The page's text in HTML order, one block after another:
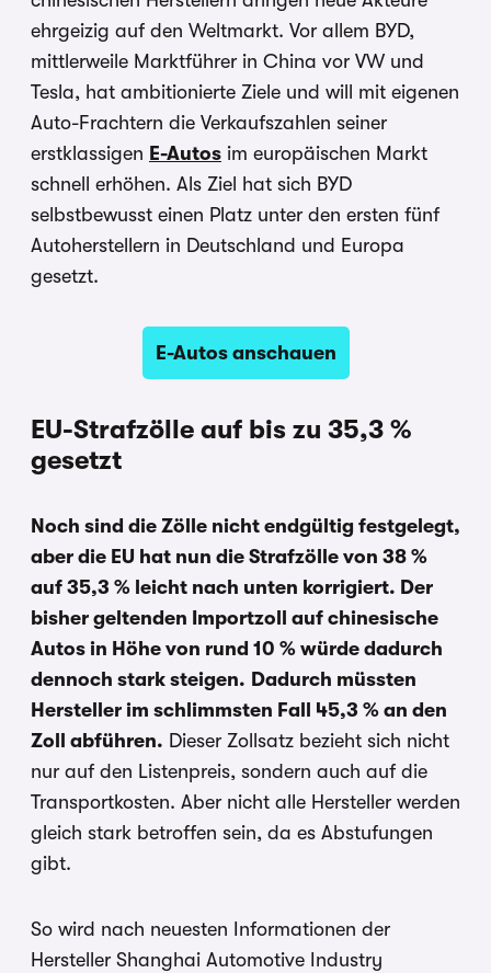
ehrgeizig auf den Weltmarkt. Vor allem BYD,
mittlerweile Marktführer in China vor VW und
Tesla, hat ambitionierte Ziele und will mit eigenen
Auto-Frachtern die Verkaufszahlen seiner
erstklassigen E-Autos im europäischen Markt
schnell erhöhen. Als Ziel hat sich BYD
selbstbewusst einen Platz unter den ersten fünf
Autoherstellern in Deutschland und Europa
gesetzt.
E-Autos anschauen
EU-Strafzölle auf bis zu 35,3 %
gesetzt
Noch sind die Zölle nicht endgültig festgelegt,
aber die EU hat nun die Strafzölle von 38 %
auf 35,3 % leicht nach unten korrigiert. Der
bisher geltenden Importzoll auf chinesische
Autos in Höhe von rund 10 % würde dadurch
dennoch stark steigen. Dadurch müssten
Hersteller im schlimmsten Fall 45,3 % an den
Zoll abführen. Dieser Zollsatz bezieht sich nicht
nur auf den Listenpreis, sondern auch auf die
Transportkosten. Aber nicht alle Hersteller werden
gleich stark betroffen sein, da es Abstufungen
gibt.
So wird nach neuesten Informationen der
Hersteller Shanghai Automotive Industry